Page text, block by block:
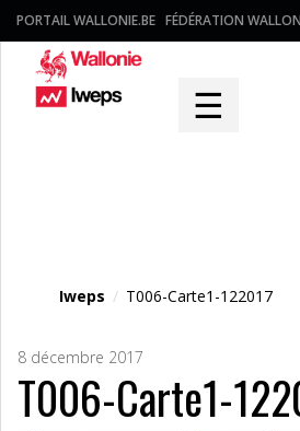
PORTAIL WALLONIE.BE FÉDÉRATION
☰
Iweps / T006-Carte1-122017
8 décembre 2017
T006-Carte1-